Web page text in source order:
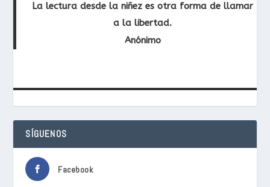
La lectura desde la niñez es otra forma de llamar
a la libertad.
Anónimo
SÍGUENOS
Facebook